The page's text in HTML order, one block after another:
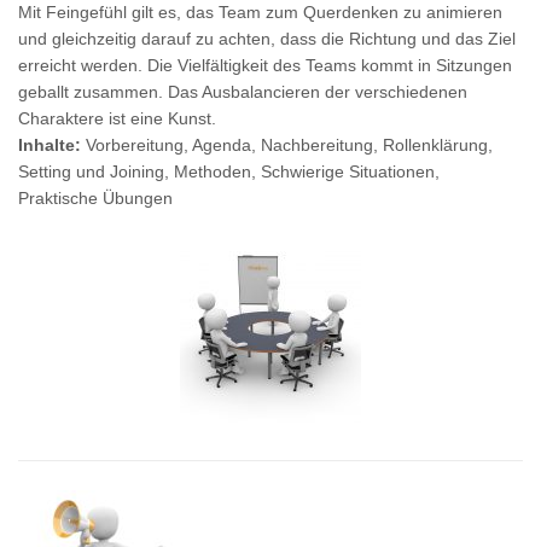
Mit Feingefühl gilt es, das Team zum Querdenken zu animieren
und gleichzeitig darauf zu achten, dass die Richtung und das Ziel
erreicht werden. Die Vielfältigkeit des Teams kommt in Sitzungen
geballt zusammen. Das Ausbalancieren der verschiedenen
Charaktere ist eine Kunst.
Inhalte: Vorbereitung, Agenda, Nachbereitung, Rollenklärung,
Setting und Joining, Methoden, Schwierige Situationen,
Praktische Übungen